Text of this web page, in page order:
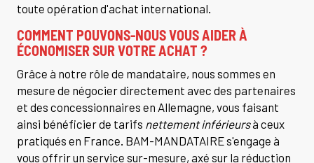
toute opération d'achat international.
COMMENT POUVONS-NOUS VOUS AIDER À
ÉCONOMISER SUR VOTRE ACHAT ?
Grâce à notre rôle de mandataire, nous sommes en
mesure de négocier directement avec des partenaires
et des concessionnaires en Allemagne, vous faisant
ainsi bénéficier de tarifs nettement inférieursà ceux
pratiqués en France. BAM-MANDATAIRE s'engage à
vous offrir un service sur-mesure, axé sur la réduction